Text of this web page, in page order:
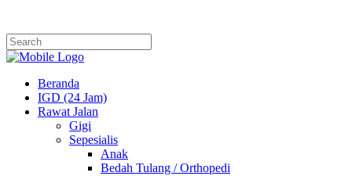
Beranda
IGD (24 Jam)
Rawat Jalan
Gigi
Sepesialis
Anak
Bedah Tulang / Orthopedi